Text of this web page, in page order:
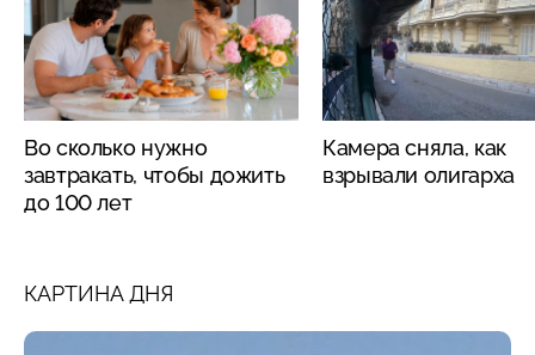
Во сколько нужно
завтракать, чтобы дожить
до 100 лет
Камера сняла, как
взрывали олигарха
КАРТИНА ДНЯ